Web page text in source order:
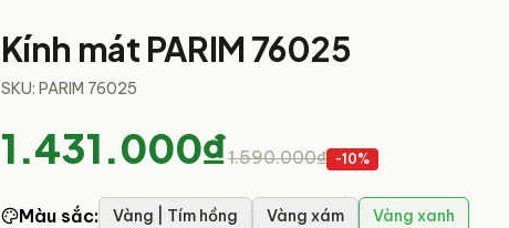
Kính mát PARIM 76025
SKU:PARIM 76025
1.431.000₫1.590.000₫ -10%
Màu sắc: Vàng | Tím hồng Vàng xám Vàng xanh